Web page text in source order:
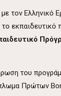
τον Ελληνικό
το
του
Πρώτων